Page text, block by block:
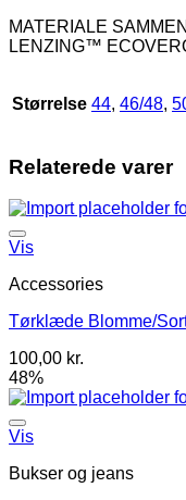
MATERIALE
LENZING™
Størrelse 44, 46/48,
Relaterede varer
Vis
Accessories
Tørklæde Blomme/
100,00 kr.
48%
Vis
Bukser og jeans